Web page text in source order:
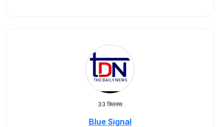
33 क्लिक्स
Blue Signal